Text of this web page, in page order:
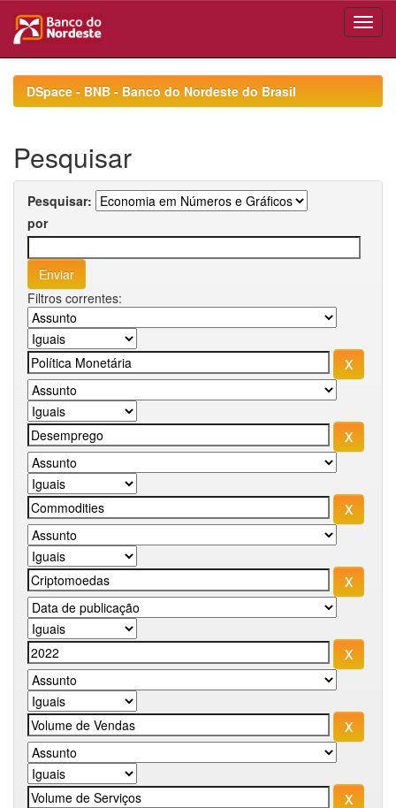
navigationDSpace - BNB - Banco do Nordeste do Brasil
Pesquisar
Pesquisar:
por
Filtros correntes: